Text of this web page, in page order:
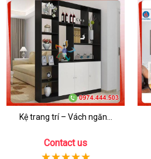
Kệ trang trí – Vách ngăn...
Contact us